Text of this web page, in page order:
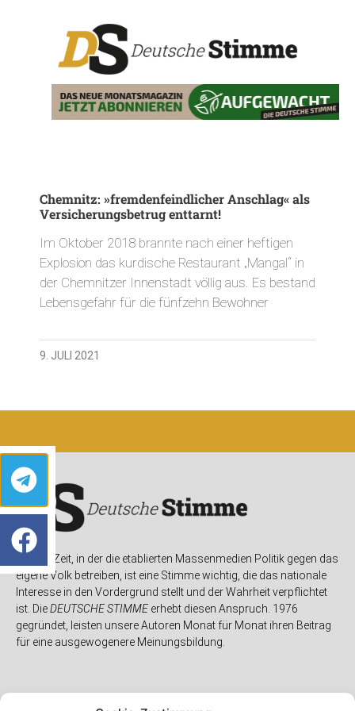
Chemnitz: »fremdenfeindlicher Anschlag« als
Versicherungsbetrug enttarnt!
Im Oktober 2018 brannte nach einer heftigen
Explosion das kurdische Restaurant „Mangal“ in
der Chemnitzer Innenstadt völlig aus. Es bestand
Lebensgefahr für die fünfzehn Bewohner
9. JULI 2021
In einer Zeit, in der die etablierten Massenmedien Politik gegen das
eigene Volk betreiben, ist eine Stimme wichtig, die das nationale
Interesse in den Vordergrund stellt und der Wahrheit verpflichtet
ist. DieDEUTSCHE STIMMEerhebt diesen Anspruch. 1976
gegründet, leisten unsere Autoren Monat für Monat ihren Beitrag
für eine ausgewogenere Meinungsbildung.